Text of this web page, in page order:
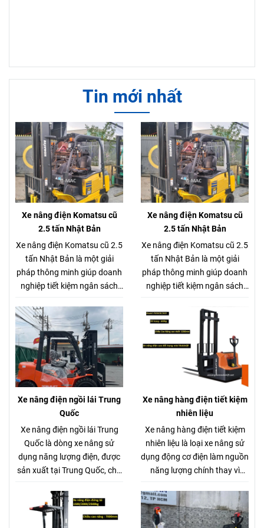
Tin mới nhất
Xe nâng điện Komatsu cũ
2.5 tấn Nhật Bản
Xe nâng điện Komatsu cũ 2.5
tấn Nhật Bản là một giải
pháp thông minh giúp doanh
nghiệp tiết kiệm ngân sách
hoạt động. Dòng xe nâng
điện Komatsu cũ 2.5 tấn
Nhật Bản là lựa chọn tối ưu
cho hầu hết các nhà máy, kho
bãi, xưởng sản xuất. Với tải
trọng nâng phù hợp, xe có
thể dễ dàng di chuyển và
nâng hạ nhiều loại hàng hóa
thùng hàng, v.v…
Xe nâng điện Komatsu cũ
2.5 tấn Nhật Bản
Xe nâng điện Komatsu cũ 2.5
tấn Nhật Bản là một giải
pháp thông minh giúp doanh
nghiệp tiết kiệm ngân sách
hoạt động. Dòng xe nâng
điện Komatsu cũ 2.5 tấn
Nhật Bản là lựa chọn tối ưu
cho hầu hết các nhà máy, kho
bãi, xưởng sản xuất. Với tải
trọng nâng phù hợp, xe có
thể dễ dàng di chuyển và
nâng hạ nhiều loại hàng hóa
thùng hàng, v.v…
Xe nâng điện ngồi lái Trung
Quốc
Xe nâng điện ngồi lái Trung
Quốc là dòng xe nâng sử
dụng năng lượng điện, được
sản xuất tại Trung Quốc, chủ
động nâng hạ hàng hóa
trong nhà kho, nhà máy, siêu
thị, bến bãi,... Xe nâng điện
Xe nâng hàng điện tiết kiệm
nhiên liệu
Xe nâng hàng điện tiết kiệm
nhiên liệu là loại xe nâng sử
dụng động cơ điện làm nguồn
năng lượng chính thay vì
nâng hàng điện tiết kiệm
nhiên liệu nguồn điện có thể
được cung cấp từ ắc quy chì-